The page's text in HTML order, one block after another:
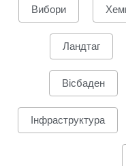
Вибори
Ландтаг
Вісбаден
Інфраструктура